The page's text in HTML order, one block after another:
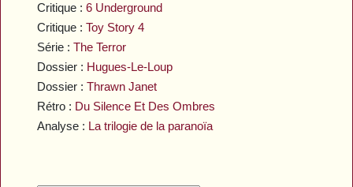
Critique :6 Underground
Critique :Toy Story 4
Série :The Terror
Dossier : Hugues-Le-Loup
Dossier :Thrawn Janet
Rétro : Du Silence Et Des Ombres
Analyse : La trilogie de la paranoïa